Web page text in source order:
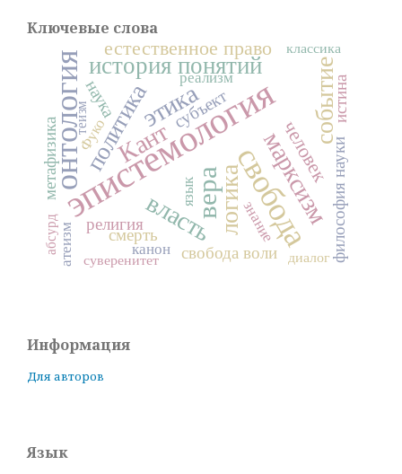
Ключевые слова
эпистемология
свобода
онтология
вера
Кант событие
этика
власть марксизм
логика
политика
история понятий
человек
естественное право
субъект
наука
религия
свобода воли
философия науки
метафизика
истина
смерть
канон
реализм
знание
Фуко
атеизм
язык
суверенитет диалог
теизм
классика
абсурд
Информация
Для авторов
Язык